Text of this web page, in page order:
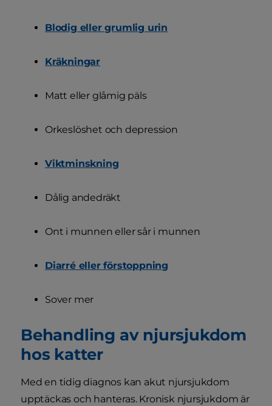
Blodig eller grumlig urin
Kräkningar
Matt eller glåmig päls
Orkeslöshet och depression
Viktminskning
Dålig andedräkt
Ont i munnen eller sår i munnen
Diarré eller förstoppning
Sover mer
Behandling av njursjukdom
hos katter
Med en tidig diagnos kan akut njursjukdom
upptäckas och hanteras. Kronisk njursjukdom är